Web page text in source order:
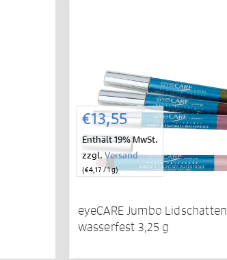
€13,55
Enthält 19% MwSt.
zzgl.Versand
(€4,17/ 1 g)
eyeCARE Jumbo Lidschatten
wasserfest 3,25 g